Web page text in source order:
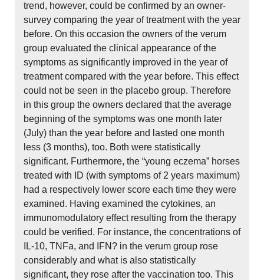
trend, however, could be confirmed by an owner-
survey comparing the year of treatment with the year
before. On this occasion the owners of the verum
group evaluated the clinical appearance of the
symptoms as significantly improved in the year of
treatment compared with the year before. This effect
could not be seen in the placebo group. Therefore
in this group the owners declared that the average
beginning of the symptoms was one month later
(July) than the year before and lasted one month
less (3 months), too. Both were statistically
significant. Furthermore, the “young eczema” horses
treated with ID (with symptoms of 2 years maximum)
had a respectively lower score each time they were
examined. Having examined the cytokines, an
immunomodulatory effect resulting from the therapy
could be verified. For instance, the concentrations of
IL-10, TNFa, and IFN? in the verum group rose
considerably and what is also statistically
significant, they rose after the vaccination too. This